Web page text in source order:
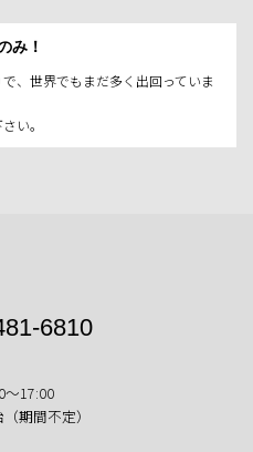
み！
、世界でもまだ多く出回っていま
い。
6810
〜17:00
期間不定）